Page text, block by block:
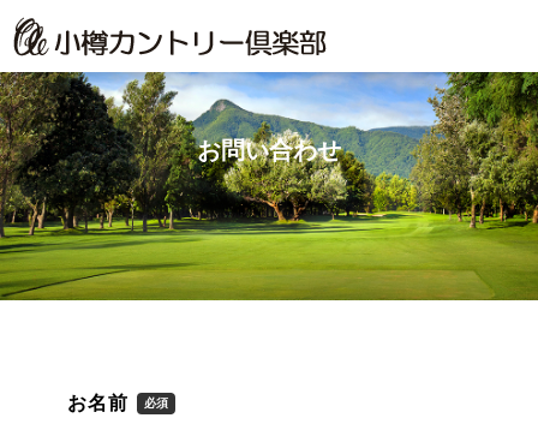
お問い合わせ
お名前 必須